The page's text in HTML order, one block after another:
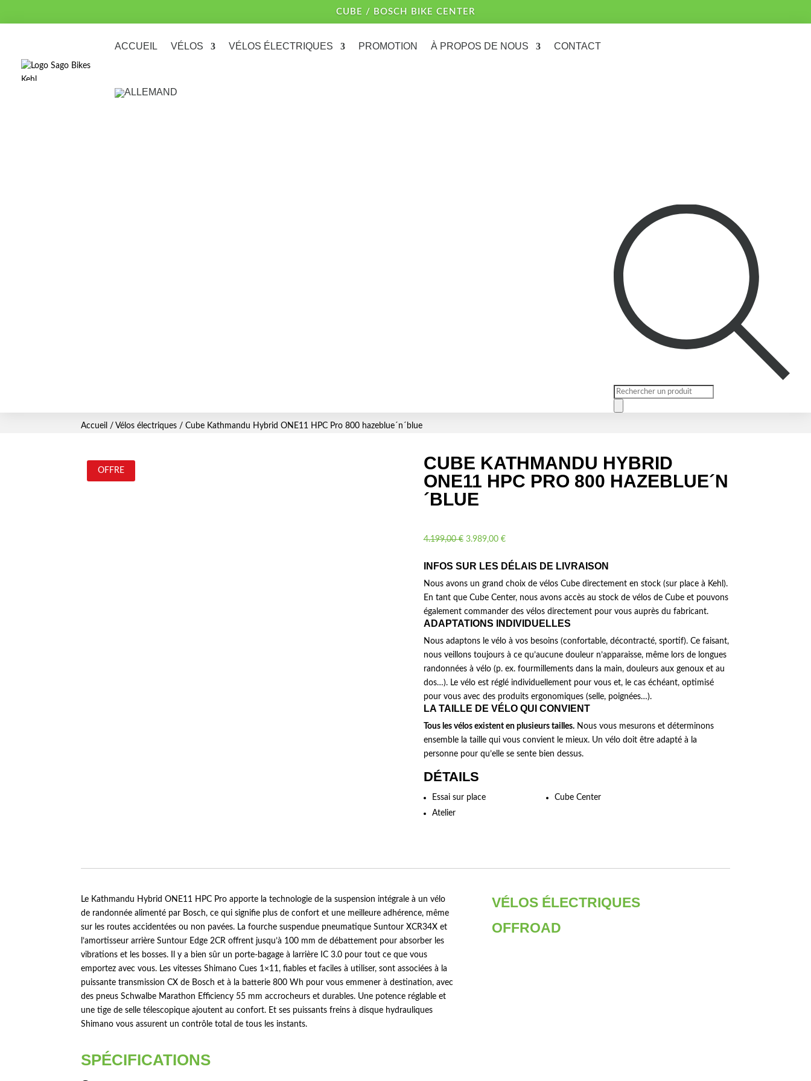
CUBE / BOSCH BIKE CENTER
ACCUEIL VÉLOS VÉLOS ÉLECTRIQUES PROMOTION À PROPOS DE NOUS CONTACT
Recherche
Accueil / Vélos électriques / Cube Kathmandu Hybrid ONE11 HPC Pro 800 hazeblue´n´blue
OFFRE
CUBE KATHMANDU HYBRID
ONE11 HPC PRO 800 HAZEBLUE´N
´BLUE
4.199,00€ Le
initial
était :
4.199,00 €.
3.989,00 €Le
actuel
est :
3.989,00 €.
INFOS SUR LES DÉLAIS DE LIVRAISON
Nous avons un grand choix de vélos Cube directement en stock (sur place à Kehl).
En tant que Cube Center, nous avons accès au stock de vélos de Cube et pouvons
également commander des vélos directement pour vous auprès du fabricant.
ADAPTATIONS INDIVIDUELLES
Nous adaptons le vélo à vos besoins (confortable, décontracté, sportif). Ce faisant,
nous veillons toujours à ce qu’aucune douleur n’apparaisse, même lors de longues
randonnées à vélo (p. ex. fourmillements dans la main, douleurs aux genoux et au
dos…). Le vélo est réglé individuellement pour vous et, le cas échéant, optimisé
pour vous avec des produits ergonomiques (selle, poignées…).
LA TAILLE DE VÉLO QUI CONVIENT
Tous les vélos existent en plusieurs tailles.Nous vous mesurons et déterminons
ensemble la taille qui vous convient le mieux. Un vélo doit être adapté à la
personne pour qu’elle se sente bien dessus.
DÉTAILS
Essai sur place
Atelier
Cube Center
Le Kathmandu Hybrid ONE11 HPC Pro apporte la technologie de la suspension intégrale à un vélo
de randonnée alimenté par Bosch, ce qui signifie plus de confort et une meilleure adhérence, même
sur les routes accidentées ou non pavées. La fourche suspendue pneumatique Suntour XCR34X et
l’amortisseur arrière Suntour Edge 2CR offrent jusqu’à 100 mm de débattement pour absorber les
vibrations et les bosses. Il y a bien sûr un porte-bagage à larrière IC 3.0 pour tout ce que vous
emportez avec vous. Les vitesses Shimano Cues 1×11, fiables et faciles à utiliser, sont associées à la
puissante transmission CX de Bosch et à la batterie 800 Wh pour vous emmener à destination, avec
des pneus Schwalbe Marathon Efficiency 55 mm accrocheurs et durables. Une potence réglable et
une tige de selle télescopique ajoutent au confort. Et ses puissants freins à disque hydrauliques
Shimano vous assurent un contrôle total de tous les instants.
SPÉCIFICATIONS
VÉLOS ÉLECTRIQUES
OFFROAD